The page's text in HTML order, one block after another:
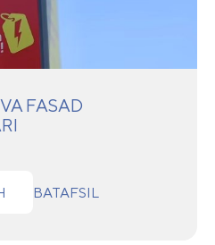
FASAD
BATAFSIL